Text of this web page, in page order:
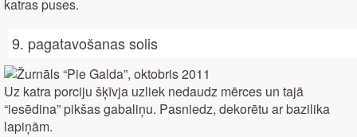
katras puses.
9. pagatavošanas solis
Uz katra porciju šķīvja uzliek nedaudz mērces un tajā
“iesēdina” pikšas gabaliņu. Pasniedz, dekorētu ar bazilika
lapiņām.